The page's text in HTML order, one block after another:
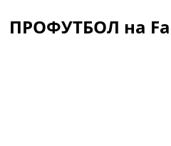
ПРОФУТБОЛ на